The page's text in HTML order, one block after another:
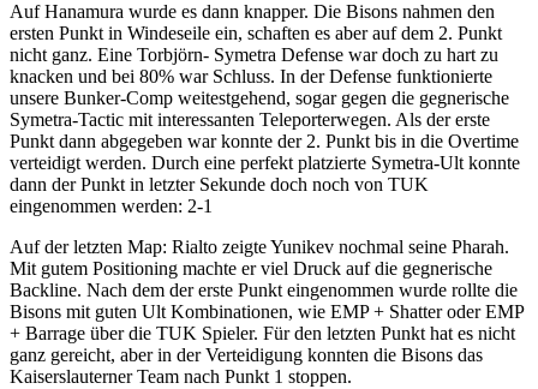
Auf Hanamura wurde es dann knapper. Die Bisons nahmen den
ersten Punkt in Windeseile ein, schaften es aber auf dem 2. Punkt
nicht ganz. Eine Torbjörn- Symetra Defense war doch zu hart zu
knacken und bei 80% war Schluss. In der Defense funktionierte
unsere Bunker-Comp weitestgehend, sogar gegen die gegnerische
Symetra-Tactic mit interessanten Teleporterwegen. Als der erste
Punkt dann abgegeben war konnte der 2. Punkt bis in die Overtime
verteidigt werden. Durch eine perfekt platzierte Symetra-Ult konnte
dann der Punkt in letzter Sekunde doch noch von TUK
eingenommen werden: 2-1
Auf der letzten Map: Rialto zeigte Yunikev nochmal seine Pharah.
Mit gutem Positioning machte er viel Druck auf die gegnerische
Backline. Nach dem der erste Punkt eingenommen wurde rollte die
Bisons mit guten Ult Kombinationen, wie EMP + Shatter oder EMP
+ Barrage über die TUK Spieler. Für den letzten Punkt hat es nicht
ganz gereicht, aber in der Verteidigung konnten die Bisons das
Kaiserslauterner Team nach Punkt 1 stoppen.